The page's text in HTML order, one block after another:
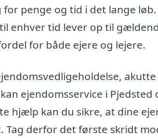
penge og tid i det lange
enhver tid lever op til
for både ejere og lejere.
ejendomsservice i
hjælp kan du sikre, at dine
derfor det første skridt